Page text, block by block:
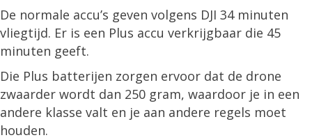
De normale accu’s geven volgens DJI 34 minuten
vliegtijd. Er is een Plus accu verkrijgbaar die 45
minuten geeft.
Die Plus batterijen zorgen ervoor dat de drone
zwaarder wordt dan 250 gram, waardoor je in een
andere klasse valt en je aan andere regels moet
houden.